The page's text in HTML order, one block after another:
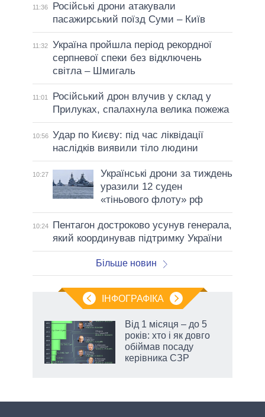
11:36
Російські дрони атакували
пасажирський поїзд Суми – Київ
11:32
Україна пройшла період рекордної
серпневої спеки без відключень
світла – Шмигаль
11:01
Російський дрон влучив у склад у
Прилуках, спалахнула велика пожежа
10:56 Удар по Києву: під час ліквідації
наслідків виявили тіло людини
10:27
Українські дрони за тиждень
уразили 12 суден
«тіньового флоту» рф
10:24
Пентагон достроково усунув генерала,
який координував підтримку України
Більше новин
ІНФОГРАФІКА
Від 1 місяця – до 5
років: хто і як довго
обіймав посаду
керівника СЗР